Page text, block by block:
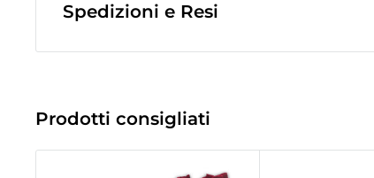
Spedizioni e Resi
Le spese di spedizione sono a contributo fisso di10,0€e
Prodotti consigliati